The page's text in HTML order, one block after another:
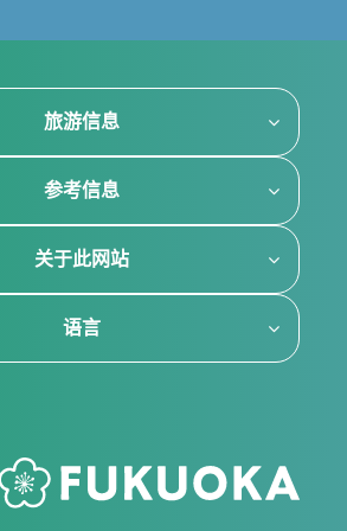
旅游信息
参考信息
关于此网站
语言